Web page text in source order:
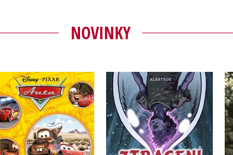
NOVINKY
Auta - Kamarádi auta -
Komiksové příběhy
Kolektiv
Ztraceni v čase
Petra Braunová